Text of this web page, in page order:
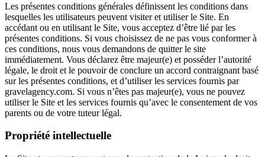
Les présentes conditions générales définissent les conditions dans
lesquelles les utilisateurs peuvent visiter et utiliser le Site. En
accédant ou en utilisant le Site, vous acceptez d’être lié par les
présentes conditions. Si vous choisissez de ne pas vous conformer à
ces conditions, nous vous demandons de quitter le site
immédiatement. Vous déclarez être majeur(e) et posséder l’autorité
légale, le droit et le pouvoir de conclure un accord contraignant basé
sur les présentes conditions, et d’utiliser les services fournis par
gravelagency.com. Si vous n’êtes pas majeur(e), vous ne pouvez
utiliser le Site et les services fournis qu’avec le consentement de vos
parents ou de votre tuteur légal.
Propriété intellectuelle